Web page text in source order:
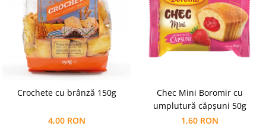
Crochete cu brânză 150g
4,00 RON
Chec Mini Boromir cu
umplutură căpșuni 50g
1,60 RON